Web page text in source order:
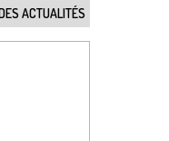
ACTUALITÉS